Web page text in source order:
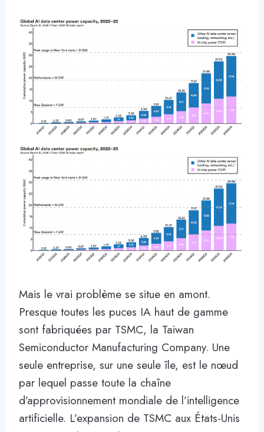
Mais le vrai problème se situe en amont.
Presque toutes les puces IA haut de gamme
sont fabriquées par TSMC, la Taiwan
Semiconductor Manufacturing Company. Une
seule entreprise, sur une seule île, est le nœud
par lequel passe toute la chaîne
d’approvisionnement mondiale de l’intelligence
artificielle. L’expansion de TSMC aux États-Unis